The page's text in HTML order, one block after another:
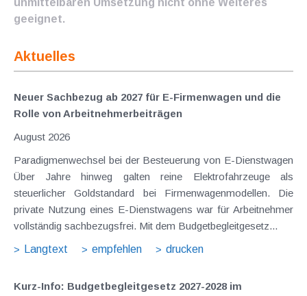
geeignet.
Aktuelles
Neuer Sachbezug ab 2027 für E-Firmenwagen und die
Rolle von Arbeitnehmer​­beiträgen
August 2026
Paradigmenwechsel bei der Besteuerung von E-Dienstwagen
Über Jahre hinweg galten reine Elektrofahrzeuge als
steuerlicher Goldstandard bei Firmenwagenmodellen. Die
private Nutzung eines E-Dienstwagens war für Arbeitnehmer
vollständig sachbezugsfrei. Mit dem Budgetbegleitgesetz...
Langtext
empfehlen drucken
Kurz-Info: Budgetbegleitgesetz 2027-2028 im